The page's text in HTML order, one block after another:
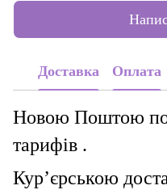
Доставка Оплата
Новою Поштою по
тарифів .
Кур’єрською